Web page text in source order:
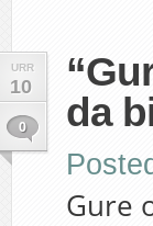
URR
10
0
da
Gure